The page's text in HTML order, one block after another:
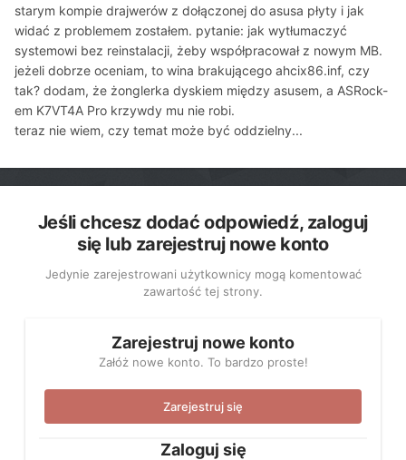
starym kompie drajwerów z dołączonej do asusa płyty i jak
widać z problemem zostałem. pytanie: jak wytłumaczyć
systemowi bez reinstalacji, żeby współpracował z nowym MB.
jeżeli dobrze oceniam, to wina brakującego ahcix86.inf, czy
tak? dodam, że żonglerka dyskiem między asusem, a ASRock-
em K7VT4A Pro krzywdy mu nie robi.
teraz nie wiem, czy temat może być oddzielny...
Jeśli chcesz dodać odpowiedź, zaloguj
się lub zarejestruj nowe konto
Jedynie zarejestrowani użytkownicy mogą komentować
zawartość tej strony.
Zarejestruj nowe konto
Załóż nowe konto. To bardzo proste!
Zarejestruj się
Zaloguj się